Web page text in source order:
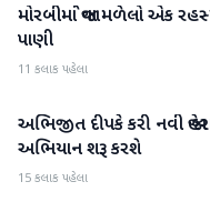
રાષ્ટ્રીય
મોરબીમાં જોવા મળેલો એક
પાણી
11 કલાક પહેલા
રાષ્ટ્રીય
અભિજીત દીપકે કરી નવી
અભિયાન શરૂ કરશે
15 કલાક પહેલા